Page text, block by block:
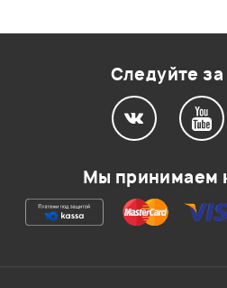
Следуйте
Мы принимаем